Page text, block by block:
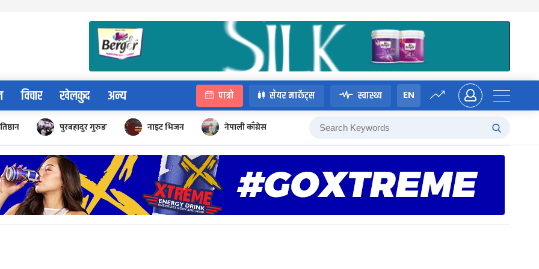
विचार खेलकुद अन्य पात्रो सेयर मार्केट्स स्वास्थ्य EN
पुरबहादुर गुरुङ नाइट भिजन नेपाली काँग्रेस